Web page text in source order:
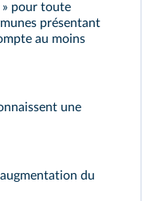
» pour toute
présentant
au moins
une
du